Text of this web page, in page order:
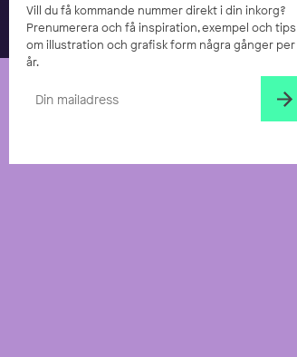
Vill du få kommande nummer direkt i din inkorg?
Prenumerera och få inspiration, exempel och tips
om illustration och grafisk form några gånger per
år.